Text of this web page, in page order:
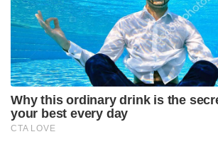
ആവശ്യപ്പെട്ടു.
നേപ്പാൾ ഇന്ത്യൻ ഭൂമി
രേഖയുമില്ലെന്ന് മുൻ നേപ്പാളി
ചൂണ്ടിക്കാട്ടി. അതിർത്തിയിലെ
നഷ്ടപ്പെട്ടതിനാലാണ് ചില
താമസിക്കുന്നത്, അല്ലാതെ സർക്കാർ
കയ്യേറ്റം നടന്നിട്ടില്ലെന്ന് അവർ